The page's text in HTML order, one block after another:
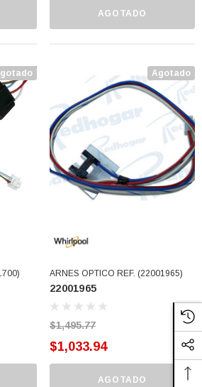
6006 ORIG SELLO NEOPRENO
W10239909 228C2007P001 (3934469)
AGREGAR AL CARRITO
AGOTADO
Agotado
ARNES OPTICO REF. (22001965)
22001965
$1,495.77
$1,033.94
AGOTADO